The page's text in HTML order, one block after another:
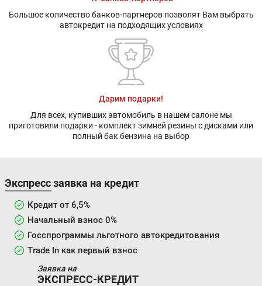
Большое количество банков-партнеров позволят Вам выбрать
автокредит на подходящих условиях
Дарим подарки!
Для всех, купивших автомобиль в нашем салоне мы
приготовили подарки - комплект зимней резины с дисками или
полный бак бензина на выбор
Экспресс заявка на кредит
Кредит от 6,5%
Начальный взнос 0%
Госспрограммы льготного автокредитования
Trade In как первый взнос
Заявка на
ЭКСПРЕСС-КРЕДИТ